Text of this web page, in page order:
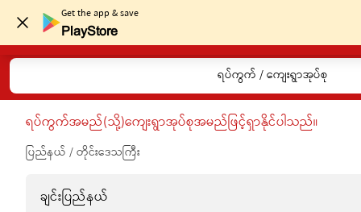
Get the app & save
PlayStore
ရပ်ကွက် / ကျေးရွာအုပ်စု
ရပ်ကွက်အမည်(သို့)ကျေးရွာအုပ်စုအမည်ဖြင့်ရှာနိုင်ပါသည်။
ပြည်နယ် / တိုင်းဒေသကြီး
ချင်းပြည်နယ်